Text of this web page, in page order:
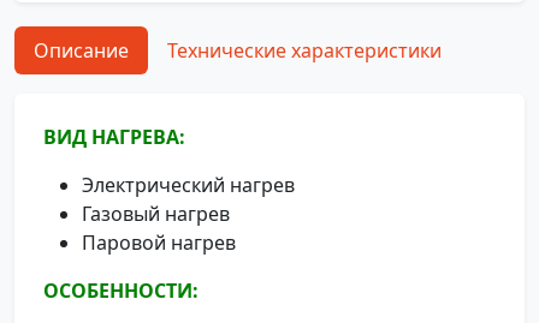
Описание Технические характеристики
ВИД НАГРЕВА:
Электрический нагрев
Газовый нагрев
Паровой нагрев
ОСОБЕННОСТИ: